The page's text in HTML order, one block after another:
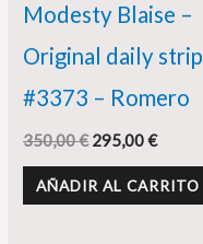
Modesty Blaise –
Original daily strip
#3373 – Romero
350,00€ 295,00€
AÑADIR AL CARRITO